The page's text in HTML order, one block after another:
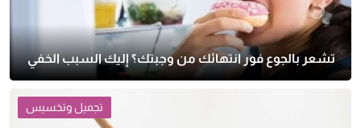
تشعر بالجوع فور انتهائك من وجبتك؟ إليك السبب الخفي
تجميل وتخسيس